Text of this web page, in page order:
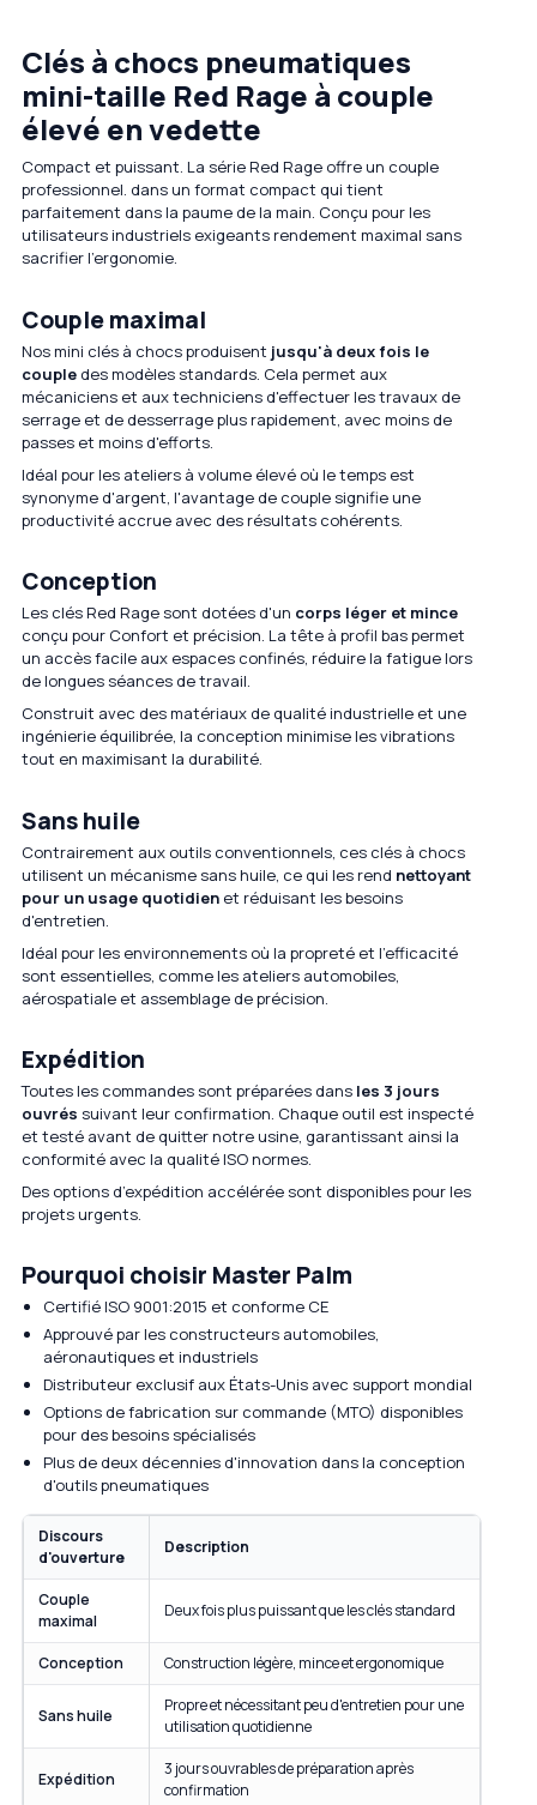
Clés à chocs pneumatiques
mini-taille Red Rage à couple
élevé en vedette
Compact et puissant. La série Red Rage offre un couple
professionnel. dans un format compact qui tient
parfaitement dans la paume de la main. Conçu pour les
utilisateurs industriels exigeants rendement maximal sans
sacrifier l'ergonomie.
Couple maximal
Nos mini clés à chocs produisent jusqu'à deux fois le
couple des modèles standards. Cela permet aux
mécaniciens et aux techniciens d'effectuer les travaux de
serrage et de desserrage plus rapidement, avec moins de
passes et moins d'efforts.
Idéal pour les ateliers à volume élevé où le temps est
synonyme d'argent, l'avantage de couple signifie une
productivité accrue avec des résultats cohérents.
Conception
Les clés Red Rage sont dotées d'un corps léger et mince
conçu pour Confort et précision. La tête à profil bas permet
un accès facile aux espaces confinés, réduire la fatigue lors
de longues séances de travail.
Construit avec des matériaux de qualité industrielle et une
ingénierie équilibrée, la conception minimise les vibrations
tout en maximisant la durabilité.
Sans huile
Contrairement aux outils conventionnels, ces clés à chocs
utilisent un mécanisme sans huile, ce qui les rend nettoyant
pour un usage quotidien et réduisant les besoins
d'entretien.
Idéal pour les environnements où la propreté et l'efficacité
sont essentielles, comme les ateliers automobiles,
aérospatiale et assemblage de précision.
Expédition
Toutes les commandes sont préparées dans les 3 jours
ouvrés suivant leur confirmation. Chaque outil est inspecté
et testé avant de quitter notre usine, garantissant ainsi la
conformité avec la qualité ISO normes.
Des options d’expédition accélérée sont disponibles pour les
projets urgents.
Pourquoi choisir Master Palm
Certifié ISO 9001:2015 et conforme CE
Approuvé par les constructeurs automobiles,
aéronautiques et industriels
Distributeur exclusif aux États-Unis avec support mondial
Options de fabrication sur commande (MTO) disponibles
pour des besoins spécialisés
Plus de deux décennies d'innovation dans la conception
d'outils pneumatiques
Discours
d'ouverture
Description
Couple
maximal
Deux fois plus puissant que les clés standard
Conception Construction légère, mince et ergonomique
Sans huile
Propre et nécessitant peu d'entretien pour une
utilisation quotidienne
Expédition
3 jours ouvrables de préparation après
confirmation